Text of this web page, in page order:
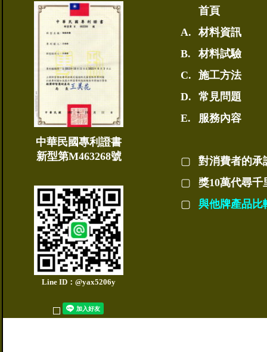
中華民國專利證書
新型第M463268號
Line ID：@yax5206y
首頁
A.
材料資訊
B.
材料試驗
C.
施工方法
D.
常見問題
E.
服務內容
▢
對消費者的承
▢
獎10萬代尋千
▢
與他牌產品比